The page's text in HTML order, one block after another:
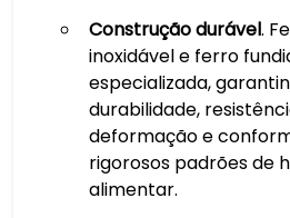
Construção durável.
inoxidável e ferro
especializada,
durabilidade,
deformação e
rigorosos padrões de
alimentar.